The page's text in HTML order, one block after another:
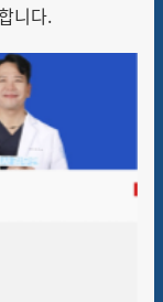
니다.